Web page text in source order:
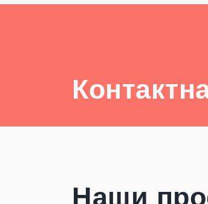
Наши